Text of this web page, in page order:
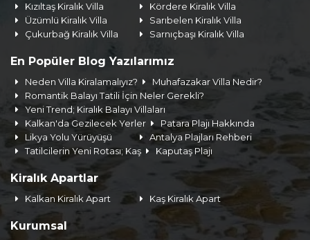
Kızıltaş Kiralık Villa
Kördere Kiralık Villa
Üzümlü Kiralık Villa
Sarıbelen Kiralık Villa
Çukurbağ Kiralık Villa
Sarnıçbaşı Kiralık Villa
En Popüler Blog Yazılarımız
Neden Villa Kiralamalıyız?
Muhafazakar Villa Nedir?
Romantik Balayı Tatili İçin Neler Gerekli?
Yeni Trend; Kiralık Balayı Villaları
Kalkan'da Gezilecek Yerler
Patara Plajı Hakkında
Likya Yolu Yürüyüşü
Antalya Plajları Rehberi
Tatilcilerin Yeni Rotası; Kaş
Kaputaş Plajı
Kiralık Apartlar
Kalkan Kiralık Apart Kaş Kiralık Apart
Kurumsal